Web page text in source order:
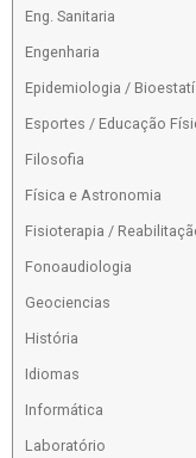
Eng. Sanitaria
Engenharia
Epidemiologia /
Esportes / Educação
Filosofia
Física e Astronomia
Fisioterapia /
Fonoaudiologia
Geociencias
História
Idiomas
Informática
Laboratório